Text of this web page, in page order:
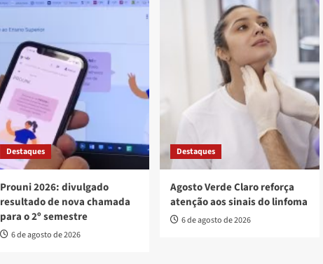
Destaques
Prouni 2026: divulgado
resultado de nova chamada
para o 2º semestre
6 de agosto de 2026
Destaques
Agosto Verde Claro reforça
atenção aos sinais do linfoma
6 de agosto de 2026